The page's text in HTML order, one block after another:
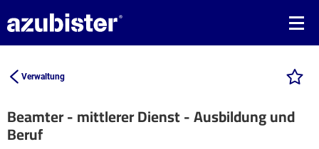
Verwaltung
Beamter - mittlerer Dienst - Ausbildung und
Beruf